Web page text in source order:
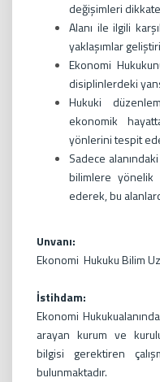
değişimleri
Alanı ile ilgili
yaklaşımlar
Ekonomi
disiplinlerdeki
Hukuki
ekonomik
yönlerini tespit
Sadece
bilimlere
ederek, bu
Unvanı:
Ekonomi Hukuku Bilim
İstihdam:
Ekonomi
arayan kurum ve
bilgisi gerektiren
bulunmaktadır.